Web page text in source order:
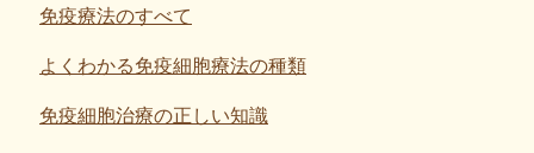
免疫療法のすべて
よくわかる免疫細胞療法の種類
免疫細胞治療の正しい知識